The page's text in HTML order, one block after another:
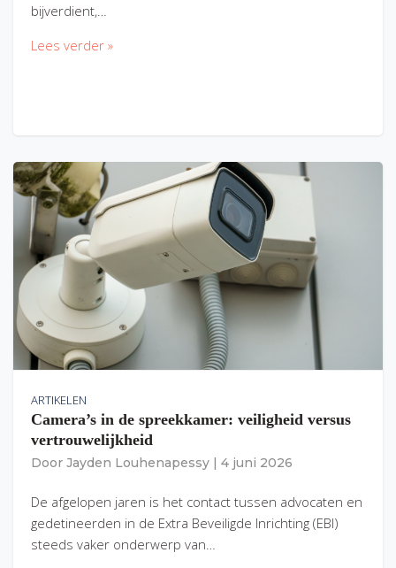
bijverdient,…
Lees verder »
ARTIKELEN
Camera’s in de spreekkamer: veiligheid versus
vertrouwelijkheid
Door Jayden Louhenapessy 4 juni 2026
De afgelopen jaren is het contact tussen advocaten en
gedetineerden in de Extra Beveiligde Inrichting (EBI)
steeds vaker onderwerp van…